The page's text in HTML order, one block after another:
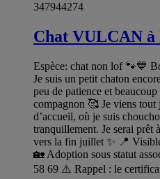
347944274
Chat VULCAN à
Espèce: chat non lof 🐾💙
Je suis un petit chaton
peu de patience et
compagnon 🥰 Je viens tout
d’accueil, où je suis
tranquillement. Je serai prêt
vers la fin juillet ✨ 📍
🏡 Adoption sous statut
58 69 ⚠️ Rappel : le